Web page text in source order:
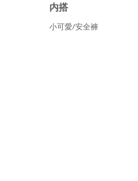
内搭
小可愛/安全褲